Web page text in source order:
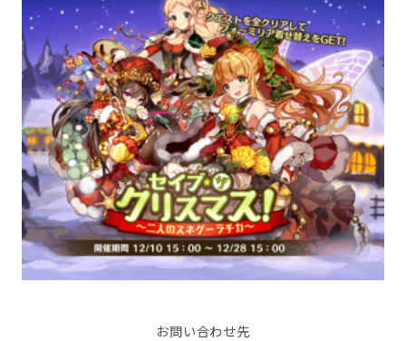
お知らせ
CONTACT
twitter facebook instagram
お問い合わせ先